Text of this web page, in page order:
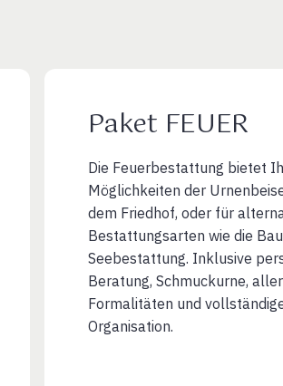
Paket FEUER
Die Feuerbestattung bietet
Möglichkeiten der
dem Friedhof, oder für
Bestattungsarten wie die
Seebestattung. Inklusive
Beratung, Schmuckurne, aller
Formalitäten und
Organisation.